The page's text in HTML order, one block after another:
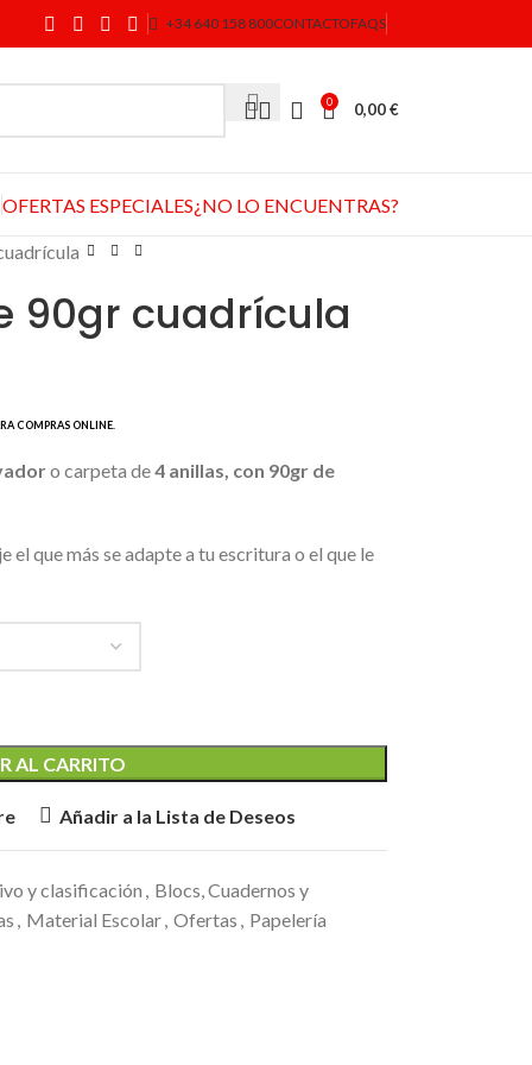
+34 640 158 800CONTACTOFAQS
0 0,00€
OFERTAS ESPECIALES¿NO LO ENCUENTRAS?
90gr cuadrícula
o carpeta de4 anillas, con 90gr de
el que más se adapte a tu escritura o el que le
AL CARRITO
Añadir a la Lista de Deseos
y clasificación , Blocs, Cuadernos y
, Material Escolar, Ofertas , Papelería